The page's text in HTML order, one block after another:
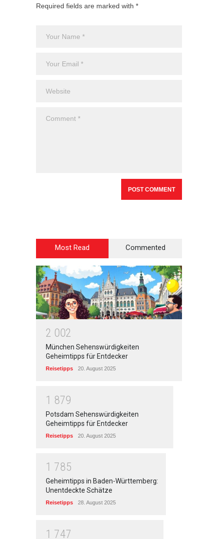
Required fields are marked with *
Most Read Commented
2 002
München Sehenswürdigkeiten
Geheimtipps für Entdecker
Reisetipps 20. August 2025
1 879
Potsdam Sehenswürdigkeiten
Geheimtipps für Entdecker
Reisetipps 20. August 2025
1 785
Geheimtipps in Baden-Württemberg:
Unentdeckte Schätze
Reisetipps 28. August 2025
1 747